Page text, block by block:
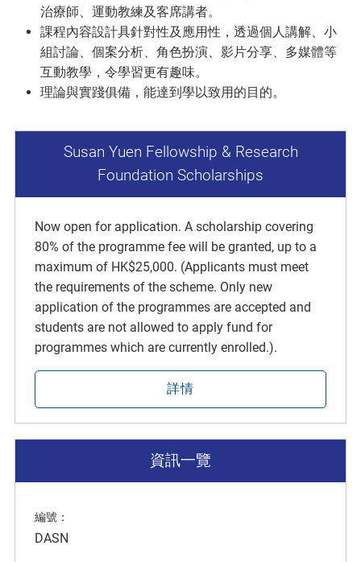
治療師、運動教練及客席講者。
課程內容設計具針對性及應用性，透過個人講解、小
組討論、個案分析、角色扮演、影片分享、多媒體等
互動教學，令學習更有趣味。
理論與實踐俱備，能達到學以致用的目的。
Susan Yuen Fellowship & Research
Foundation Scholarships
Now open for application. A scholarship covering
80% of the programme fee will be granted, up to a
maximum of HK$25,000. (Applicants must meet
the requirements of the scheme. Only new
application of the programmes are accepted and
students are not allowed to apply fund for
programmes which are currently enrolled.).
詳情
資訊一覽
編號：
DASN